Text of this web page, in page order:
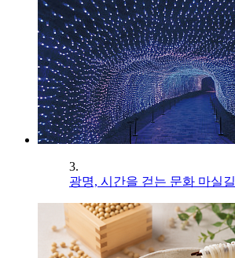
3.
광명, 시간을 걷는 문화 마실길